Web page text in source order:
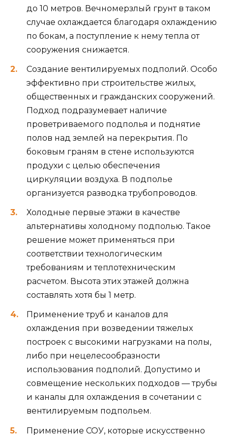
до 10 метров. Вечномерзлый грунт в таком
случае охлаждается благодаря охлаждению
по бокам, а поступление к нему тепла от
сооружения снижается.
Создание вентилируемых подполий. Особо
эффективно при строительстве жилых,
общественных и гражданских сооружений.
Подход подразумевает наличие
проветриваемого подполья и поднятие
полов над землей на перекрытия. По
боковым граням в стене используются
продухи с целью обеспечения
циркуляции воздуха. В подполье
организуется разводка трубопроводов.
Холодные первые этажи в качестве
альтернативы холодному подполью. Такое
решение может применяться при
соответствии технологическим
требованиям и теплотехническим
расчетом. Высота этих этажей должна
составлять хотя бы 1 метр.
Применение труб и каналов для
охлаждения при возведении тяжелых
построек с высокими нагрузками на полы,
либо при нецелесообразности
использования подполий. Допустимо и
совмещение нескольких подходов — трубы
и каналы для охлаждения в сочетании с
вентилируемым подпольем.
Применение СОУ, которые искусственно